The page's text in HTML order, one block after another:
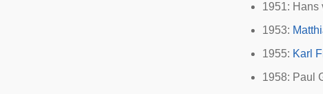
1951: Hans
1953:
1955: Karl
1958: Paul